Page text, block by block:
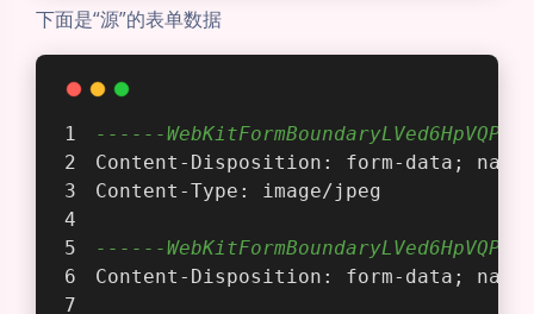
下面是“源”的表单数据
------
Content-Disposition: form-data;
Content-Type: image/jpeg
------
Content-Disposition: form-data;